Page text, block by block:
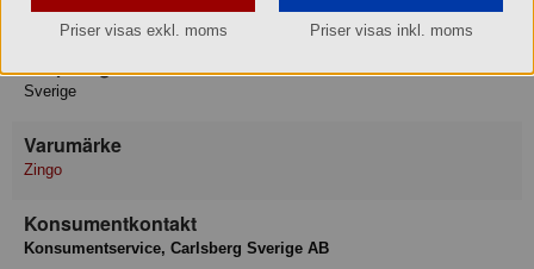
Max-/Mintemperatur: 25/5°C
Ursprungsland
Sverige
Varumärke
Zingo
Konsumentkontakt
Konsumentservice, Carlsberg Sverige AB
Priser visas exkl. moms Priser visas inkl. moms